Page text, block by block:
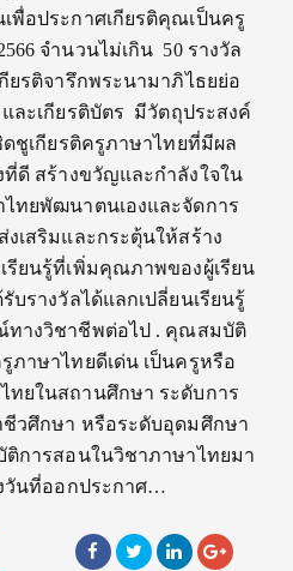
พื่อประกาศเกียรติคุณเป็นครู
จำนวนไม่เกิน 50 รางวัล
ยรติจารึกพระนามาภิไธยย่อ
ละเกียรติบัตร มีวัตถุประสงค์
ดชูเกียรติครูภาษาไทยที่มีผล
ที่ดี สร้างขวัญและกำลังใจใน
ทยพัฒนาตนเองและจัดการ
เสริมและกระตุ้นให้สร้าง
รียนรู้ที่เพิ่มคุณภาพของผู้เรียน
บรางวัลได้แลกเปลี่ยนเรียนรู้
ทางวิชาชีพต่อไป . คุณสมบัติ
ภาษาไทยดีเด่น เป็นครูหรือ
ทยในสถานศึกษา ระดับการ
วศึกษา หรือระดับอุดมศึกษา
ติการสอนในวิชาภาษาไทยมา
วันที่ออกประกาศ…